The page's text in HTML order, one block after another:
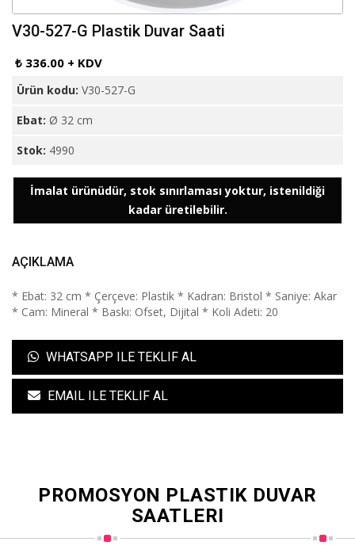
V30-527-G Plastik Duvar Saati
₺ 336.00 + KDV
Ürün kodu: V30-527-G
Ebat: Ø 32 cm
Stok: 4990
İmalat ürünüdür, stok sınırlaması yoktur, istenildiği
kadar üretilebilir.
AÇIKLAMA
* Ebat: 32 cm * Çerçeve: Plastik * Kadran: Bristol * Saniye: Akar
* Cam: Mineral * Baskı: Ofset, Dijital * Koli Adeti: 20
WHATSAPP ILE TEKLIF AL
EMAIL ILE TEKLIF AL
PROMOSYON PLASTIK DUVAR
SAATLERI